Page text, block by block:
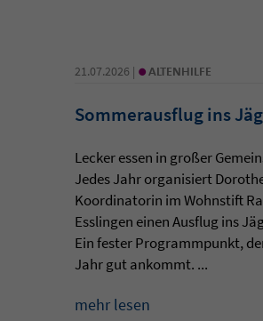
21.07.2026 | • ALTENHILFE
Sommerausflug ins
Lecker essen in großer
Jedes Jahr organisiert
Koordinatorin im Wohnstift
Esslingen einen Ausflug ins
Ein fester Programmpunkt,
Jahr gut ankommt. ...
mehr lesen